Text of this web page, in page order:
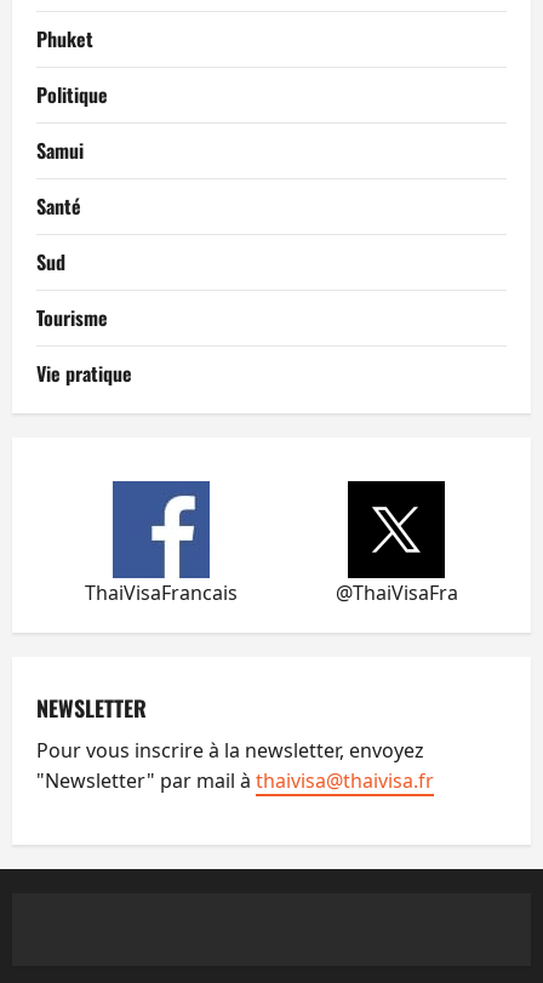
Phuket
Politique
Samui
Santé
Sud
Tourisme
Vie pratique
ThaiVisaFrancais @ThaiVisaFra
NEWSLETTER
Pour vous inscrire à la newsletter, envoyez
"Newsletter" par mail à thaivisa@thaivisa.fr